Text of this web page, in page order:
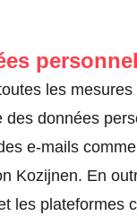
les
données
e-mails
Kozijnen. En
les plateformes